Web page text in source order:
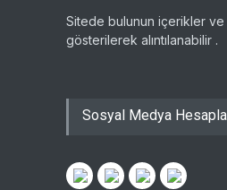
Sitede bulunun içerikler
gösterilerek alıntılanabilir .
Sosyal Medya